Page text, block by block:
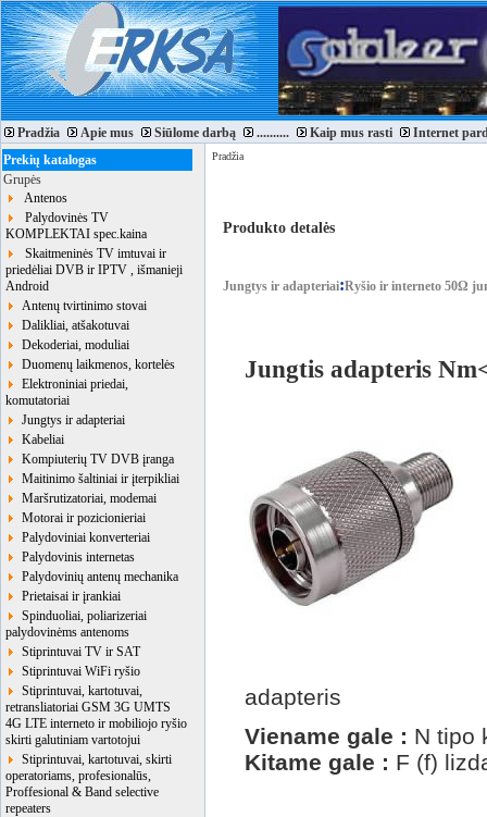
Pradžia Apie mus Siūlome darbą .......... Kaip mus rasti
Internet
Prekių katalogas
Grupės
Antenos
Palydovinės TV
KOMPLEKTAI spec.kaina
Skaitmeninės TV imtuvai ir
priedėliai DVB ir IPTV , išmanieji
Android
Antenų tvirtinimo stovai
Dalikliai, atšakotuvai
Dekoderiai, moduliai
Duomenų laikmenos, kortelės
Elektroniniai priedai,
komutatoriai
Jungtys ir adapteriai
Kabeliai
Kompiuterių TV DVB įranga
Maitinimo šaltiniai ir įterpikliai
Maršrutizatoriai, modemai
Motorai ir pozicionieriai
Palydoviniai konverteriai
Palydovinis internetas
Palydovinių antenų mechanika
Prietaisai ir įrankiai
Spinduoliai, poliarizeriai
palydovinėms antenoms
Stiprintuvai TV ir SAT
Stiprintuvai WiFi ryšio
Stiprintuvai, kartotuvai,
retransliatoriai GSM 3G UMTS
4G LTE interneto ir mobiliojo ryšio
skirti galutiniam vartotojui
Stiprintuvai, kartotuvai, skirti
operatoriams, profesionalūs,
Proffesional & Band selective
repeaters
Pradžia
Produkto detalės
Jungtys ir adapteriai:Ryšio ir interneto 50Ω
Jungtis adapteris
adapteris
Viename gale : N tipo
Kitame gale : F (f)